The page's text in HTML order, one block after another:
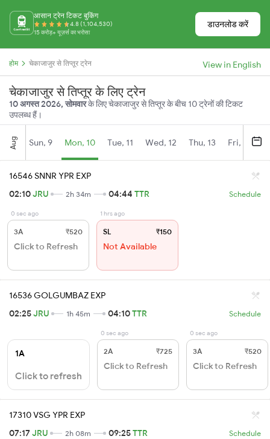
आसान ट्रेन टिकट बुकिंग
4.8 (1,104,530)
15 करोड़+ यूज़र्स का भरोसा
डाउनलोड करें
होम चेकाजाजुर से तिप्तूर ट्रेन View in English
चेकाजाजुर से तिप्तूर के लिए ट्रेन
10 अगस्त 2026, सोमवारके लिए चेकाजाजुर से तिप्तूर के बीच 10 ट्रेनों की टिकट
उपलब्ध हैं।
Aug Sun, 9 Mon, 10 Tue, 11 Wed, 12 Thu, 13 Fri, 14
16546 SNNR YPR EXP
02:10JRU 2h 34m 04:44 TTR Schedule
0 sec ago
3A ₹520
Click to Refresh
1 hrs ago
SL ₹150
Not Available
16536 GOLGUMBAZ EXP
02:25JRU 1h 45m 04:10TTR Schedule
1A
Click to refresh
0 sec ago
2A ₹725
Click to Refresh
0 sec ago
3A ₹520
Click to Refresh
17310 VSG YPR EXP
07:17JRU 2h 08m 09:25TTR Schedule